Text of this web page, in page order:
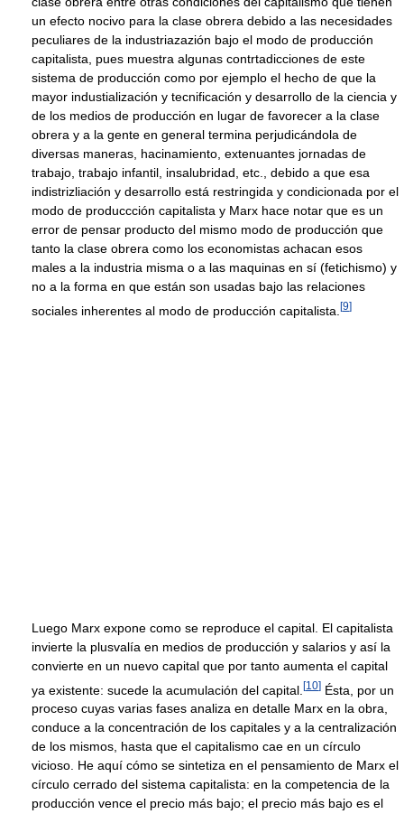
un efecto nocivo para la clase obrera debido a las necesidades
peculiares de la industriazazión bajo el modo de producción
capitalista, pues muestra algunas contrtadicciones de este
sistema de producción como por ejemplo el hecho de que la
mayor industialización y tecnificación y desarrollo de la ciencia y
de los medios de producción en lugar de favorecer a la clase
obrera y a la gente en general termina perjudicándola de
diversas maneras, hacinamiento, extenuantes jornadas de
trabajo, trabajo infantil, insalubridad, etc., debido a que esa
indistrizliación y desarrollo está restringida y condicionada por el
modo de produccción capitalista y Marx hace notar que es un
error de pensar producto del mismo modo de producción que
tanto la clase obrera como los economistas achacan esos
males a la industria misma o a las maquinas en sí (fetichismo) y
no a la forma en que están son usadas bajo las relaciones
sociales inherentes al modo de producción capitalista. [9]
Luego Marx expone como se reproduce el capital. El capitalista
invierte la plusvalía en medios de producción y salarios y así la
convierte en un nuevo capital que por tanto aumenta el capital
ya existente: sucede la acumulación del capital. [10] Ésta, por un
proceso cuyas varias fases analiza en detalle Marx en la obra,
conduce a la concentración de los capitales y a la centralización
de los mismos, hasta que el capitalismo cae en un círculo
vicioso. He aquí cómo se sintetiza en el pensamiento de Marx el
círculo cerrado del sistema capitalista: en la competencia de la
producción vence el precio más bajo; el precio más bajo es el